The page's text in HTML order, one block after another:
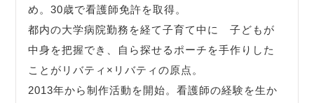
め。30歳で看護師免許を取得。
都内の大学病院勤務を経て子育て中に 子どもが
中身を把握でき、自ら探せるポーチを手作りした
ことがリバティ×リバティの原点。
2013年から制作活動を開始。看護師の経験を生か